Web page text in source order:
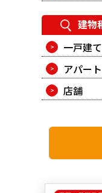
建物
一戸建て
アパート
店舗